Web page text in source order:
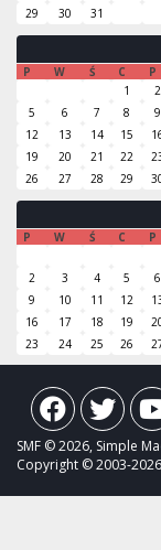
29
30 31
P W Ś C P
1
2
5
6 7 8 9
12
13 14 15
19
20 21 22
26
27 28 29
P W Ś C P
2
3 4 5 6
9
10 11 12
16
17 18 19
23
24 25 26
SMF © 2026, Simple
Copyright © 2003-